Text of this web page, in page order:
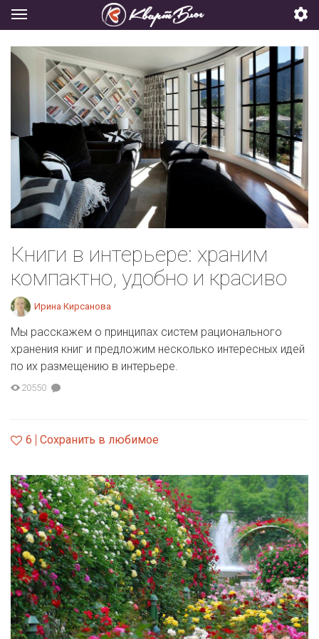
Книги в интерьере: храним
компактно, удобно и красиво
Ирина Кирсанова
Мы расскажем о принципах систем рационального
хранения книг и предложим несколько интересных идей
по их размещению в интерьере.
20550
6 Сохранить в любимое